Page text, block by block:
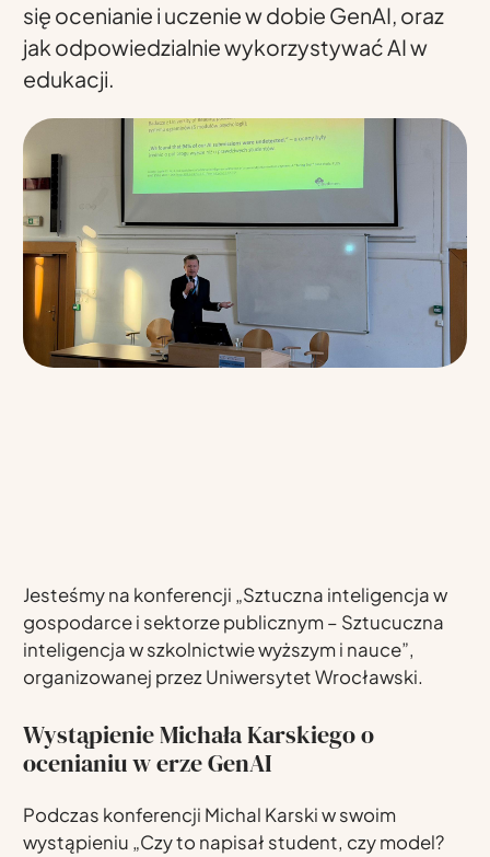
się ocenianie i uczenie w dobie GenAI, oraz
jak odpowiedzialnie wykorzystywać AI w
edukacji.
Jesteśmy na konferencji „Sztuczna inteligencja w
gospodarce i sektorze publicznym – Sztucuczna
inteligencja w szkolnictwie wyższym i nauce”,
organizowanej przez Uniwersytet Wrocławski.
Wystąpienie Michała Karskiego o
ocenianiu w erze GenAI
Podczas konferencji Michal Karski w swoim
wystąpieniu „Czy to napisał student, czy model?